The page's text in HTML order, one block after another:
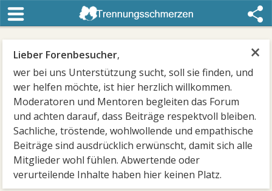
×
Lieber Forenbesucher,
wer bei uns Unterstützung sucht, soll sie finden, und
wer helfen möchte, ist hier herzlich willkommen.
Moderatoren und Mentoren begleiten das Forum
und achten darauf, dass Beiträge respektvoll bleiben.
Sachliche, tröstende, wohlwollende und empathische
Beiträge sind ausdrücklich erwünscht, damit sich alle
Mitglieder wohl fühlen. Abwertende oder
verurteilende Inhalte haben hier keinen Platz.